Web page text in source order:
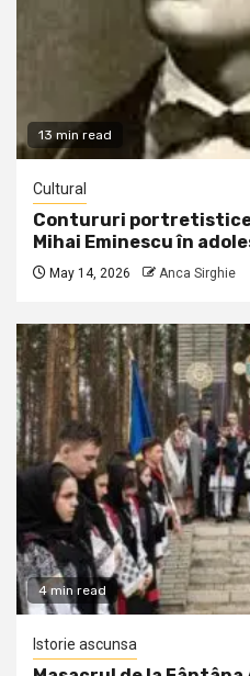
13 min read
Cultural
Contururi portretistice
Mihai Eminescu în
May 14, 2026 Anca Sirghie
4 min read
Istorie ascunsa